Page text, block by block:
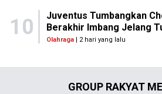
10
Juventus Tumbangkan
Berakhir Imbang Jelang
Olahraga| 2 hari yang lalu
GROUP RAKYAT